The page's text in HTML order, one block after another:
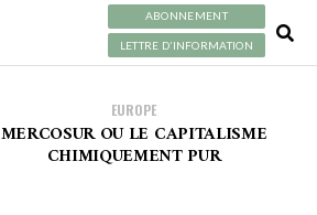
ABONNEMENT
LETTRE D’INFORMATION
EUROPE
MERCOSUR OU LE CAPITALISME
CHIMIQUEMENT PUR